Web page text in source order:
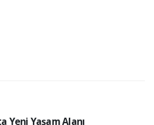
Yeni Yaşam Alanı